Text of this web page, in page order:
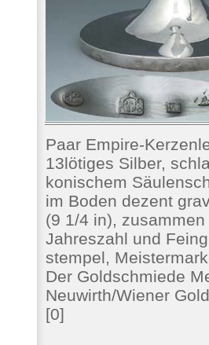
Paar Empire-
13lötiges Silber,
konischem
im Boden dezent
(9 1/4 in),
Jahreszahl und
stempel,
Der Goldschmiede
Neuwirth/Wiener
[0]